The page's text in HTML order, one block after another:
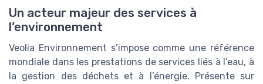
Un acteur majeur des services à
l’environnement
Veolia Environnement s’impose comme une référence
mondiale dans les prestations de services liés à l’eau, à
la gestion des déchets et à l’énergie. Présente sur